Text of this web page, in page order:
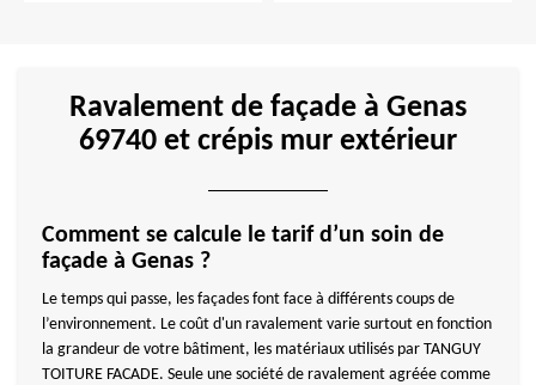
Ravalement de façade à Genas
69740 et crépis mur extérieur
Comment se calcule le tarif d’un soin de
façade à Genas ?
Le temps qui passe, les façades font face à différents coups de
l’environnement. Le coût d'un ravalement varie surtout en fonction
la grandeur de votre bâtiment, les matériaux utilisés par TANGUY
TOITURE FACADE. Seule une société de ravalement agréée comme